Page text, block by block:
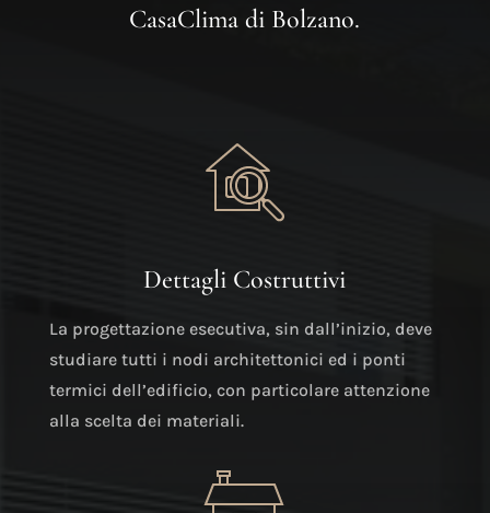
CasaClima di Bolzano.
Dettagli Costruttivi
La progettazione esecutiva, sin dall’inizio, deve
studiare tutti i nodi architettonici ed i ponti
termici dell’edificio, con particolare attenzione
alla scelta dei materiali.